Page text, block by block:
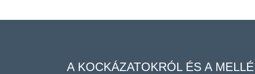
A KOCKÁZATOKRÓL ÉS A